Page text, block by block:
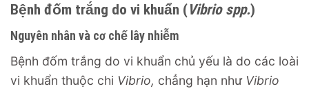
Bệnh đốm trắng do vi khuẩn (Vibrio spp.)
Nguyên nhân và cơ chế lây nhiễm
Bệnh đốm trắng do vi khuẩn chủ yếu là do các loài
vi khuẩn thuộc chi Vibrio, chẳng hạn như Vibrio